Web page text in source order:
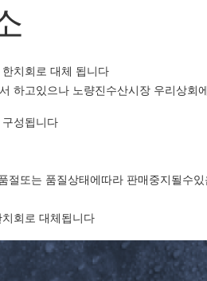
치회로 대체 됩니다
하고있으나 노량진수산시장 우리상
성됩니다
절또는 품질상태에따라 판매중지될수
회로 대체됩니다